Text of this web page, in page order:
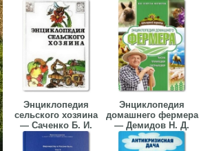
Энциклопедия
сельского хозяина
— Саченко Б. И.
Энциклопедия
домашнего фермера
— Демидов Н. Д.
▼